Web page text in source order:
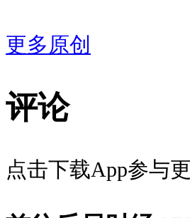
更多原创
评论
点击下载App参与